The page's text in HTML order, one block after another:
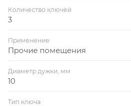
Количество ключей
3
Применение
Прочие помещения
Диаметр дужки, мм
10
Тип ключа